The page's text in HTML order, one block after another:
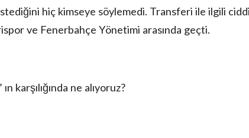
hiç kimseye söylemedi. Transferi ile ilgili
ve Fenerbahçe Yönetimi arasında geçti.
ın karşılığında ne alıyoruz?